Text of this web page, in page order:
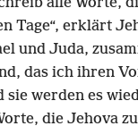
Tage“, erklärt
und Juda,
das ich ihren
werden es
die Jehova